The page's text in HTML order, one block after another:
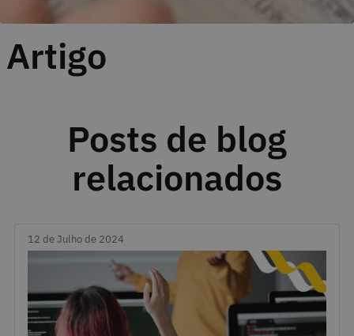
Artigo
Posts de blog
relacionados
12 de Julho de 2024